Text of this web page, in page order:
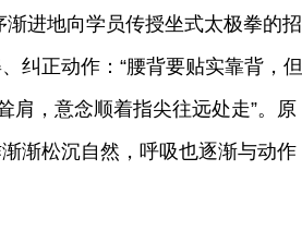
渐进地向学员传授坐式太极拳的招
纠正动作：“腰背要贴实靠背，但
肩，意念顺着指尖往远处走”。原
渐松沉自然，呼吸也逐渐与动作